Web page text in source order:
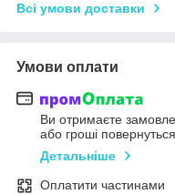
Всі умови доставки
Умови оплати
Ви отримаєте
або гроші
Детальніше
Оплатити частинами